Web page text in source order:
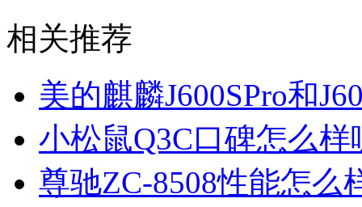
相关推荐
美的麒麟J600SPro和
小松鼠Q3C口碑怎么
尊驰ZC-8508性能怎么